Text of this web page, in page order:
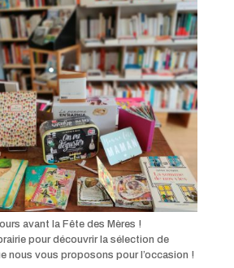
avant la Fête des Mères !
pour découvrir la sélection de
nous vous proposons pour l’occasion !